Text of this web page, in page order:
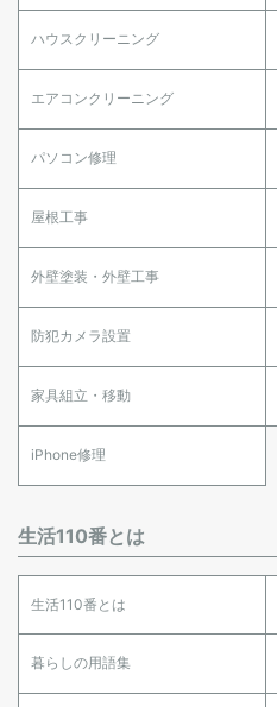
ハウスクリーニング
エアコンクリーニング
パソコン修理
屋根工事
外壁塗装・外壁工事
防犯カメラ設置
家具組立・移動
iPhone修理
生活110番とは
生活110番とは
暮らしの用語集